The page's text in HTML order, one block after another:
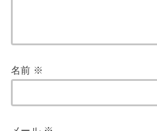
名前 ※